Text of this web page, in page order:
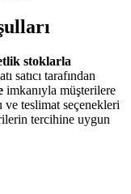
stoklarla
satıcı tarafından
imkanıyla müşterilere
ve teslimat seçenekleri
tercihine uygun